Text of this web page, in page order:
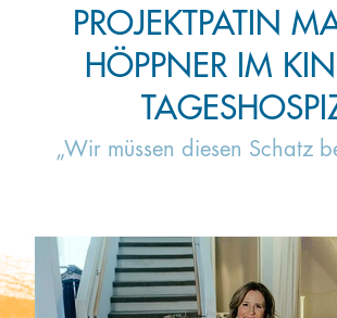
Paten und Projekte
Trauer und Testament
Kooperieren
Organisationen
PROJEKTPATIN
HÖPPNER IM
„Wir müssen diesen Schatz